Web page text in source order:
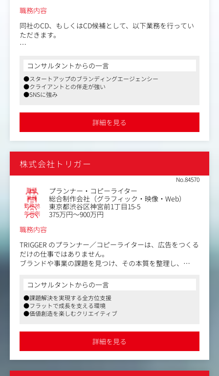
職務内容
同社のCD、もしくはCD候補として、以下業務を行ってい
ただきます。
目的・問題・課題の前提を整理し、ブランド課題の本質を
掘り起こす
映像・コピー・デジタル・PR・空間など手段にとらわれ
ず、問いから答えを導くコミュニケーション戦略とクリエ
イティブコンセプトを設計
て担う（部分的な関与ではなく前段から）
デザイン・コピー・映像・UIなど、各クリエイターのアウ
トプットを束ねるディレクション
3.クライアントフロント提案
経営層・ブランド担当者への直接提案
「きれいなプレゼン」より「本質をついた対話」を大切に
する
クライアントから意志を引き出し、共に育てる長期的な関
4.チームでの協働
ブランドプロデューサー（PM）・デザインプロデューサ
孤独なクリエイターではなく、チームのクリエイティブ機
能を担うポジション
コンサルタントからの一言
●スタートアップのブランディングエージェンシー
●クライアントとの伴走が強い
●SNSに強み
詳細を見る
株式会社トリガー
No.84570
職種 プランナー・コピーライター
業種 総合制作会社（グラフィック・映像・Web）
勤務地 東京都渋谷区神宮前1丁目15-5
年収例
375万円～900万円
職務内容
TRIGGER のプランナー／コピーライターは、広告をつくる
だけの仕事ではありません。
ブランドや事業の課題を見つけ、その本質を整理し、
を動かす言葉を通じて、
未来を設計していく仕事です。
ナショナルクライアントから自治体、スタートアップまで
――多様な業界のプロジェクトで、上流の戦略設計から、
コンセプト開発、コピーライティング、企画実行までを一
〈主な業務内容〉※能力・経験に応じて変動
コンサルタントからの一言
●課題解決を実現する全方位支援
●フラットで成長を支える環境
●価値創造を楽しむクリエイティブ
詳細を見る